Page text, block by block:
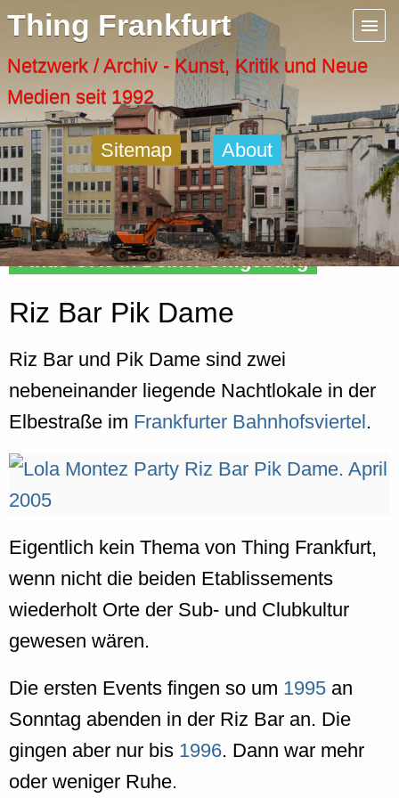
Thing Frankfurt
Netzwerk / Archiv - Kunst, Kritik und Neue
Medien seit 1992
Sitemap About
Finde Orte in Deiner Umgebung
Riz Bar Pik Dame
Riz Bar und Pik Dame sind zwei
nebeneinander liegende Nachtlokale in der
Elbestraße im Frankfurter Bahnhofsviertel.
Eigentlich kein Thema von Thing Frankfurt,
wenn nicht die beiden Etablissements
wiederholt Orte der Sub- und Clubkultur
gewesen wären.
Die ersten Events fingen so um 1995 an
Sonntag abenden in der Riz Bar an. Die
gingen aber nur bis 1996. Dann war mehr
oder weniger Ruhe.
Menu
Artspaces
Cool Places
Frankfurt Diary
Activity
Recent Posts
Home